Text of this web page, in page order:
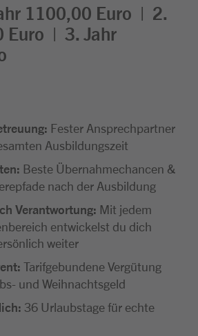
1100,00 Euro | 2.
Euro | 3. Jahr
Fester Ansprechpartner
Ausbildungszeit
Beste Übernahmechancen &
nach der Ausbildung
Verantwortung: Mit jedem
entwickelst du dich
weiter
Tarifgebundene Vergütung
und Weihnachtsgeld
36 Urlaubstage für echte